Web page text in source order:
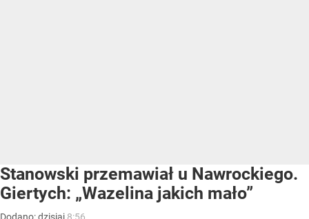
Stanowski przemawiał u Nawrockiego.
Giertych: „Wazelina jakich mało”
Dodano:dzisiaj 8:56